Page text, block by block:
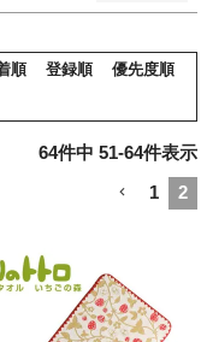
順 登録順
優先度順
64件中 51-64件表示
1 2